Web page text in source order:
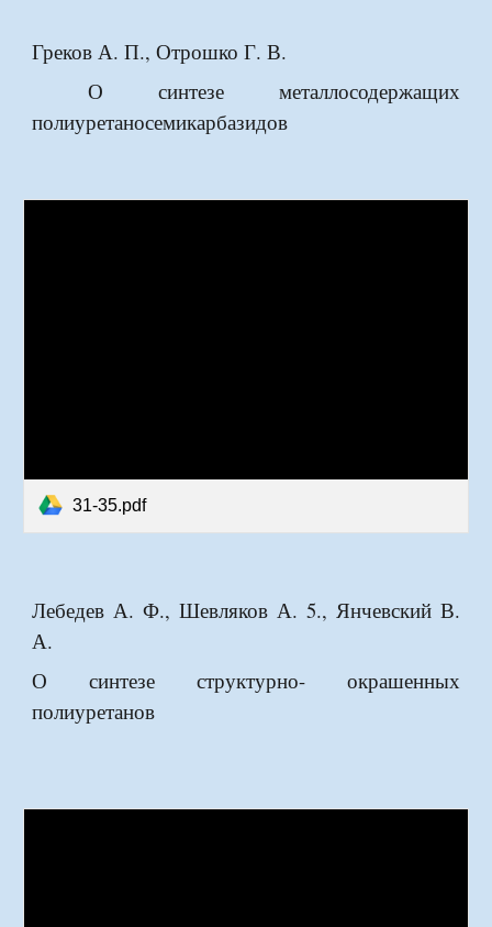
Греков А. П., Отрошко Г. В.
О синтезе металлосодержащих
полиуретаносемикарбазидов
31-35.pdf
Лебедев А. Ф., Шевляков А. 5., Янчевский В.
А.
О синтезе структурно- окрашенных
полиуретанов